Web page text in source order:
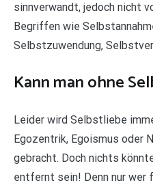
sinnverwandt, jedoch nicht
Begriffen wie
Selbstzuwendung,
Kann man ohne
Leider wird Selbstliebe
Egozentrik, Egoismus oder
gebracht. Doch nichts
entfernt sein! Denn nur wer